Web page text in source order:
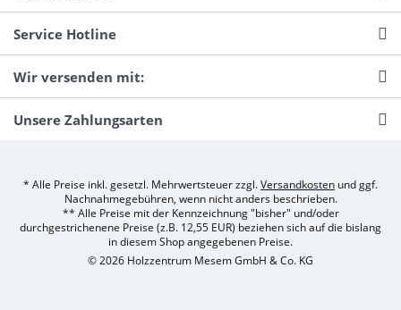
Service Hotline
Wir versenden mit:
Unsere Zahlungsarten
* Alle Preise inkl. gesetzl. Mehrwertsteuer zzgl.Versandkosten und ggf.
Nachnahmegebühren, wenn nicht anders beschrieben.
** Alle Preise mit der Kennzeichnung "bisher" und/oder
durchgestrichenene Preise (z.B. 12,55 EUR) beziehen sich auf die bislang
in diesem Shop angegebenen Preise.
© 2026 Holzzentrum Mesem GmbH & Co. KG